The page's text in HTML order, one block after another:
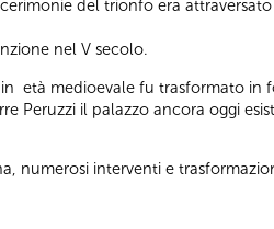
del trionfo era
nel V secolo.
età medioevale fu trasformato in
Peruzzi il palazzo ancora oggi
numerosi interventi e